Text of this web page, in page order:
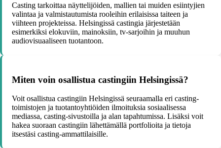
Casting tarkoittaa näyttelijöiden, mallien tai muiden esiintyjien
valintaa ja valmistautumista rooleihin erilaisissa taiteen ja
viihteen projekteissa. Helsingissä castingia järjestetään
esimerkiksi elokuviin, mainoksiin, tv-sarjoihin ja muuhun
audiovisuaaliseen tuotantoon.
Miten voin osallistua castingiin Helsingissä?
Voit osallistua castingiin Helsingissä seuraamalla eri casting-
toimistojen ja tuotantoyhtiöiden ilmoituksia sosiaalisessa
mediassa, casting-sivustoilla ja alan tapahtumissa. Lisäksi voit
hakea suoraan castingiin lähettämällä portfolioita ja tietoja
itsestäsi casting-ammattilaisille.